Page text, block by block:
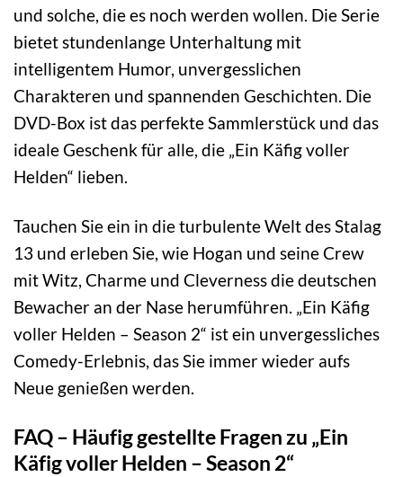
und solche, die es noch werden wollen. Die Serie
bietet stundenlange Unterhaltung mit
intelligentem Humor, unvergesslichen
Charakteren und spannenden Geschichten. Die
DVD-Box ist das perfekte Sammlerstück und das
ideale Geschenk für alle, die „Ein Käfig voller
Helden“ lieben.
Tauchen Sie ein in die turbulente Welt des Stalag
13 und erleben Sie, wie Hogan und seine Crew
mit Witz, Charme und Cleverness die deutschen
Bewacher an der Nase herumführen. „Ein Käfig
voller Helden – Season 2“ ist ein unvergessliches
Comedy-Erlebnis, das Sie immer wieder aufs
Neue genießen werden.
FAQ – Häufig gestellte Fragen zu „Ein
Käfig voller Helden – Season 2“